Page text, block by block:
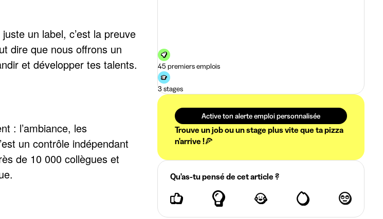
un label, c’est la preuve
dire que nous offrons un
et développer tes talents.
: l’ambiance, les
un contrôle indépendant
de 10 000 collègues et
45 premiers emplois
3 stages
Active ton alerte emploi personnalisée
Trouve un job ou un stage plus vite que ta pizza
n'arrive !🍕
Qu'as-tu pensé de cet article ?